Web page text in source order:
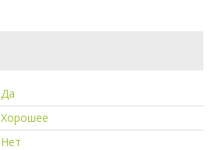
Да
Хорошее
Нет